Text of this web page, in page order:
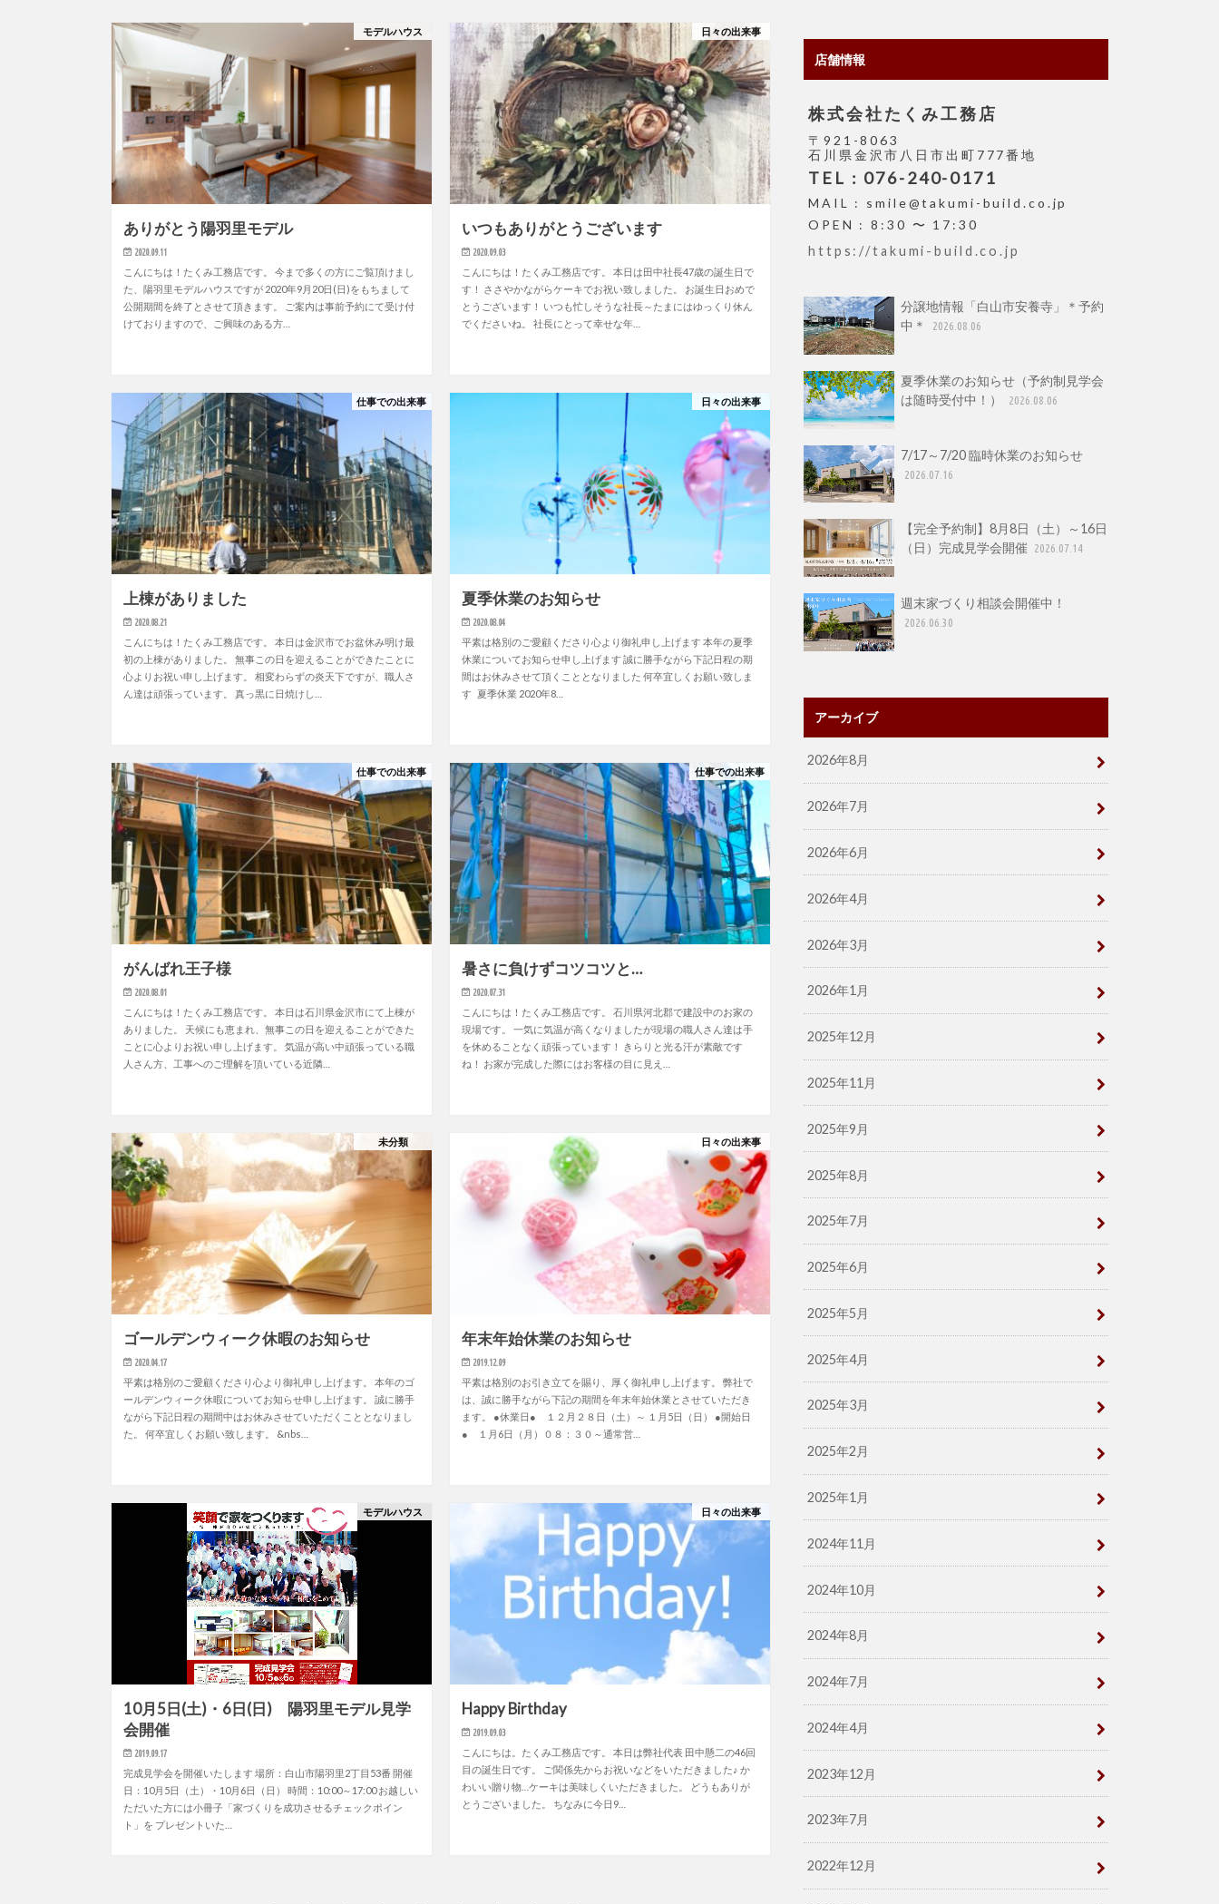
モデルハウス
ありがとう陽羽里モデル
2020.09.11
こんにちは！たくみ工務店です。 今まで多くの方にご覧頂けまし
た、陽羽里モデルハウスですが 2020年9月20日(日)をもちまして
公開期間を終了とさせて頂きます。 ご案内は事前予約にて受け付
けておりますので、ご興味のある方…
日々の出来事
いつもありがとうございます
2020.09.03
こんにちは！たくみ工務店です。 本日は田中社長47歳の誕生日で
す！ ささやかながらケーキでお祝い致しました。 お誕生日おめで
とうございます！ いつも忙しそうな社長～たまにはゆっくり休ん
でくださいね。 社長にとって幸せな年…
仕事での出来事
上棟がありました
2020.08.21
こんにちは！たくみ工務店です。 本日は金沢市でお盆休み明け最
初の上棟がありました。 無事この日を迎えることができたことに
心よりお祝い申し上げます。 相変わらずの炎天下ですが、職人さ
ん達は頑張っています。 真っ黒に日焼けし…
日々の出来事
夏季休業のお知らせ
2020.08.04
平素は格別のご愛顧くださり心より御礼申し上げます 本年の夏季
休業についてお知らせ申し上げます 誠に勝手ながら下記日程の期
間はお休みさせて頂くこととなりました 何卒宜しくお願い致しま
す 夏季休業 2020年8…
仕事での出来事
がんばれ王子様
2020.08.01
こんにちは！たくみ工務店です。 本日は石川県金沢市にて上棟が
ありました。 天候にも恵まれ、無事この日を迎えることができた
ことに心よりお祝い申し上げます。 気温が高い中頑張っている職
人さん方、工事へのご理解を頂いている近隣…
仕事での出来事
暑さに負けずコツコツと…
2020.07.31
こんにちは！たくみ工務店です。 石川県河北郡で建設中のお家の
現場です。 一気に気温が高くなりましたが現場の職人さん達は手
を休めることなく頑張っています！ きらりと光る汗が素敵です
ね！ お家が完成した際にはお客様の目に見え…
未分類
ゴールデンウィーク休暇のお知らせ
2020.04.17
平素は格別のご愛顧くださり心より御礼申し上げます。 本年のゴ
ールデンウィーク休暇についてお知らせ申し上げます。 誠に勝手
ながら下記日程の期間中はお休みさせていただくこととなりまし
た。 何卒宜しくお願い致します。 &nbs…
日々の出来事
年末年始休業のお知らせ
2019.12.09
平素は格別のお引き立てを賜り、厚く御礼申し上げます。 弊社で
は、誠に勝手ながら下記の期間を年末年始休業とさせていただき
ます。 ●休業日● １２月２８日（土）～ １月5日（日） ●開始日
● １月6日（月）０８：３０～通常営…
モデルハウス
10月5日(土)・6日(日) 陽羽里モデル見学
会開催
2019.09.17
完成見学会を開催いたします 場所：白山市陽羽里2丁目53番 開催
日：10月5日（土）・10月6日（日） 時間：10:00～17:00 お越しい
ただいた方には小冊子「家づくりを成功させるチェックポイン
ト」を プレゼントいた…
日々の出来事
Happy Birthday
2019.09.03
こんにちは。たくみ工務店です。 本日は弊社代表 田中懸二の46回
目の誕生日です。 ご関係先からお祝いなどをいただきました♪ か
わいい贈り物…ケーキは美味しくいただきました。 どうもありが
とうございました。 ちなみに今日9…
店舗情報
株式会社たくみ工務店
〒921-8063
石川県金沢市八日市出町777番地
TEL : 076-240-0171
MAIL : smile@takumi-build.co.jp
OPEN : 8:30 〜 17:30
https://takumi-build.co.jp
分譲地情報「白山市安養寺」＊予約
中＊
2026.08.06
夏季休業のお知らせ（予約制見学会
は随時受付中！）
2026.08.06
7/17～7/20 臨時休業のお知らせ
2026.07.16
【完全予約制】8月8日（土）～16日
（日）完成見学会開催
2026.07.14
週末家づくり相談会開催中！
2026.06.30
アーカイブ
2026年8月
2026年7月
2026年6月
2026年4月
2026年3月
2026年1月
2025年12月
2025年11月
2025年9月
2025年8月
2025年7月
2025年6月
2025年5月
2025年4月
2025年3月
2025年2月
2025年1月
2024年11月
2024年10月
2024年8月
2024年7月
2024年4月
2023年12月
2023年7月
2022年12月